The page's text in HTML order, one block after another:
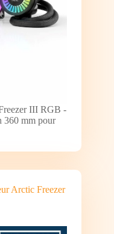
III RGB -
360 mm pour
Arctic Freezer